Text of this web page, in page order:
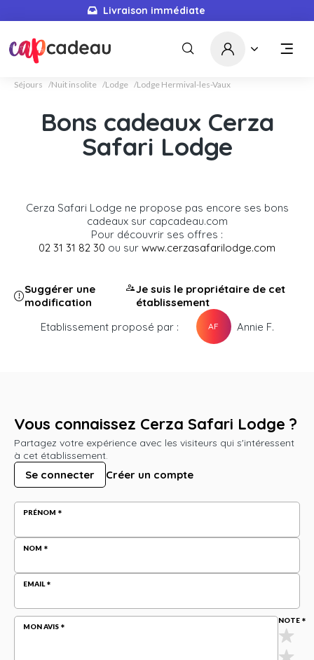
Livraison immédiate
Séjours Nuit insolite Lodge Lodge Hermival-les-Vaux
Bons cadeaux Cerza
Safari Lodge
Cerza Safari Lodge ne propose pas encore ses bons
cadeaux sur capcadeau.com
Pour découvrir ses offres :
02 31 31 82 30 ou sur www.cerzasafarilodge.com
Suggérer une
modification
Je suis le propriétaire de cet
établissement
Etablissement proposé par :
AF Annie F.
Vous connaissez Cerza Safari Lodge ?
Partagez votre expérience avec les visiteurs qui s'intéressent
à cet établissement.
Se connecter Créer un compte
PRÉNOM
NOM
EMAIL
MON AVIS
NOTE